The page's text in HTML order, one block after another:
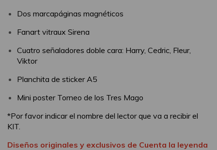
Dos marcapáginas magnéticos
Fanart vitraux Sirena
Cuatro señaladores doble cara: Harry, Cedric, Fleur,
Viktor
Planchita de sticker A5
Mini poster Torneo de los Tres Mago
*Por favor indicar el nombre del lector que va a recibir el
KIT.
Diseños originales y exclusivos de Cuenta la leyenda